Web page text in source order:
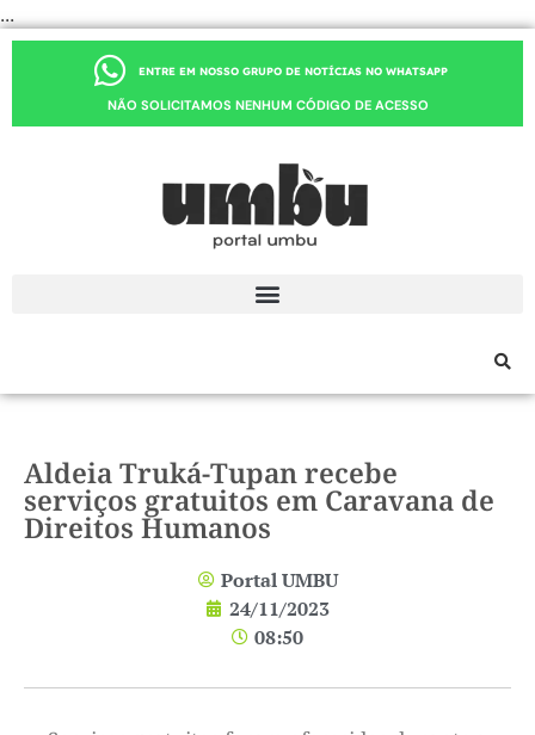
...
ENTRE EM NOSSO GRUPO DE NOTÍCIAS NO WHATSAPP
NÃO SOLICITAMOS NENHUM CÓDIGO DE ACESSO
Aldeia Truká-Tupan recebe
serviços gratuitos em Caravana de
Direitos Humanos
Portal UMBU
24/11/2023
08:50